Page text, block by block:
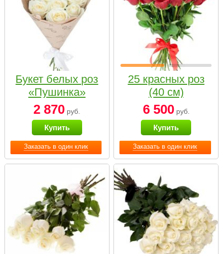
Заказать в один клик
Букет белых роз
«Пушинка»
2 870 руб.
Купить
Заказать в один клик
25 красных роз
(40 см)
6 500руб.
Купить